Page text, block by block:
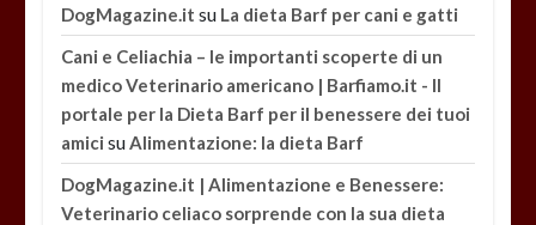
DogMagazine.it su La dieta Barf per cani e gatti
Cani e Celiachia – le importanti scoperte di un
medico Veterinario americano | Barfiamo.it - Il
portale per la Dieta Barf per il benessere dei tuoi
amici suAlimentazione: la dieta Barf
DogMagazine.it | Alimentazione e Benessere:
Veterinario celiaco sorprende con la sua dieta